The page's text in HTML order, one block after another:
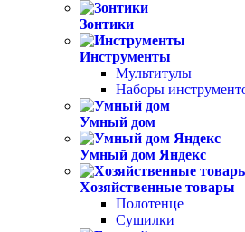
Зонтики
Инструменты
Мультитулы
Наборы
Умный дом
Умный дом Яндекс
Хозяйственные товары
Полотенце
Сушилки